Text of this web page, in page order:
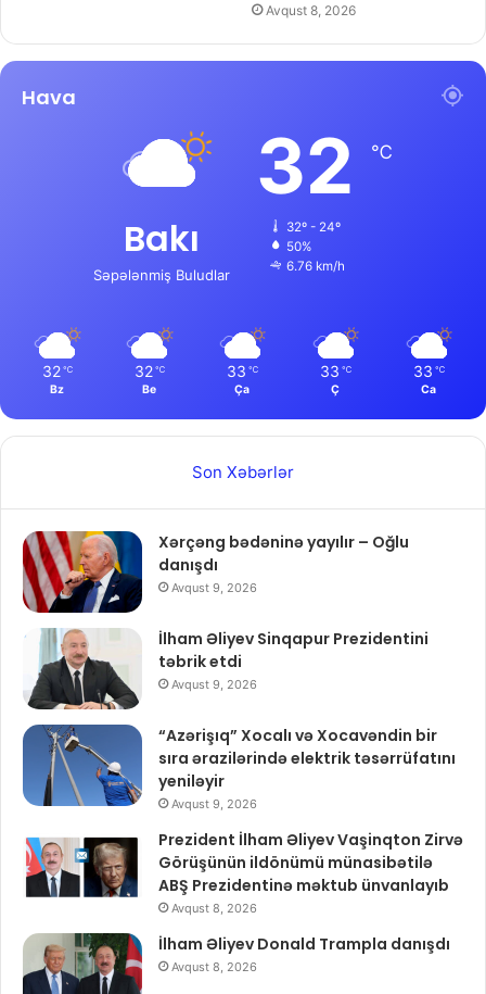
Avqust 8, 2026
Hava
Bakı
Səpələnmiş Buludlar
32 ℃
32º - 24º
50%
6.76 km/h
32 ℃
Bz
32 ℃
Be
33 ℃
Ça
33 ℃
Ç
33 ℃
Ca
Son Xəbərlər
Xərçəng bədəninə yayılır – Oğlu
danışdı
Avqust 9, 2026
İlham Əliyev Sinqapur Prezidentini
təbrik etdi
Avqust 9, 2026
“Azərişıq” Xocalı və Xocavəndin bir
sıra ərazilərində elektrik təsərrüfatını
yeniləyir
Avqust 9, 2026
Prezident İlham Əliyev Vaşinqton Zirvə
Görüşünün ildönümü münasibətilə
ABŞ Prezidentinə məktub ünvanlayıb
Avqust 8, 2026
İlham Əliyev Donald Trampla danışdı
Avqust 8, 2026